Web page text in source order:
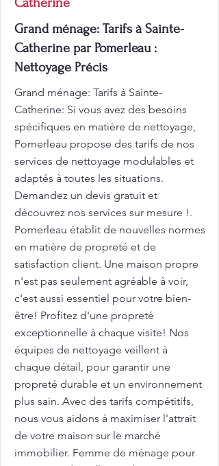
Grand ménage: Tarifs à Sainte-
Catherine par Pomerleau :
Nettoyage Précis
Grand ménage: Tarifs à Sainte-
Catherine: Si vous avez des besoins
spécifiques en matière de nettoyage,
Pomerleau propose des tarifs de nos
services de nettoyage modulables et
adaptés à toutes les situations.
Demandez un devis gratuit et
découvrez nos services sur mesure !.
Pomerleau établit de nouvelles normes
en matière de propreté et de
satisfaction client. Une maison propre
n'est pas seulement agréable à voir,
c'est aussi essentiel pour votre bien-
être! Profitez d'une propreté
exceptionnelle à chaque visite! Nos
équipes de nettoyage veillent à
chaque détail, pour garantir une
propreté durable et un environnement
plus sain. Avec des tarifs compétitifs,
nous vous aidons à maximiser l'attrait
de votre maison sur le marché
immobilier. Femme de ménage pour